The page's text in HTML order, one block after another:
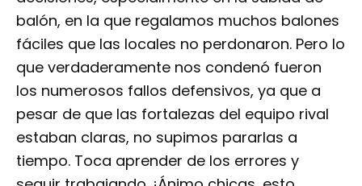
balón, en la que regalamos muchos balones
fáciles que las locales no perdonaron. Pero lo
que verdaderamente nos condenó fueron
los numerosos fallos defensivos, ya que a
pesar de que las fortalezas del equipo rival
estaban claras, no supimos pararlas a
tiempo. Toca aprender de los errores y